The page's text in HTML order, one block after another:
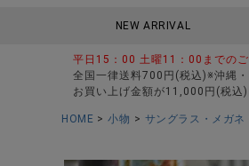
NEW ARRIVAL
平日15：00 土曜11：00までの
全国一律送料700円(税込)※沖縄・
お買い上げ金額が11,000円(税込
HOME 小物 サングラス・メガネ